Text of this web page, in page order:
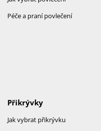
Péče a praní povlečení
Přikrývky
Jak vybrat přikrývku